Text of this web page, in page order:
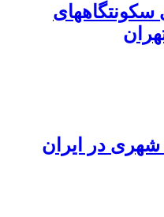
شهری در ایران